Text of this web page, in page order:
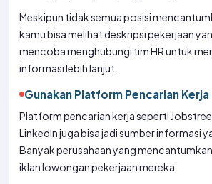
Meskipun tidak semua posisi
kamu bisa melihat deskripsi pekerjaan
mencoba menghubungi tim HR untuk
informasi lebih lanjut.
Gunakan Platform Pencarian Kerja
Platform pencarian kerja seperti
LinkedIn juga bisa jadi sumber informasi
Banyak perusahaan yang
iklan lowongan pekerjaan mereka.